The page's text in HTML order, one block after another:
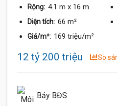
Rộng: 4.1 m x 16 m
Diện tích: 66 m²
Giá/m²: 169 triệu/m²
12 tỷ 200 triệu So
Bảy BĐS